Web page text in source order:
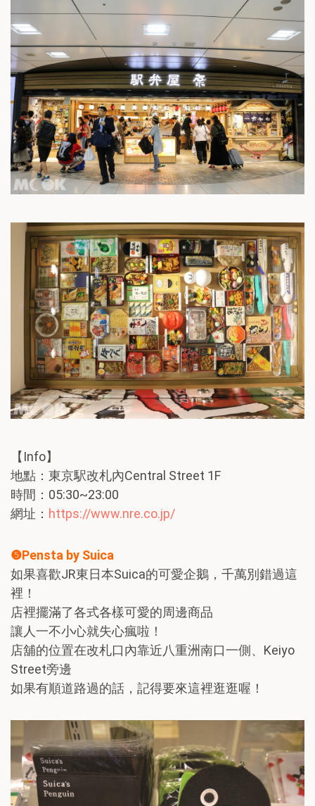
【Info】
地點：東京駅改札內Central Street 1F
時間：05:30~23:00
網址： https://www.nre.co.jp/
❺Pensta by Suica
如果喜歡JR東日本Suica的可愛企鵝，千萬別錯過這
裡！
店裡擺滿了各式各樣可愛的周邊商品
讓人一不小心就失心瘋啦！
店舖的位置在改札口內靠近八重洲南口一側、Keiyo
Street旁邊
如果有順道路過的話，記得要來這裡逛逛喔！